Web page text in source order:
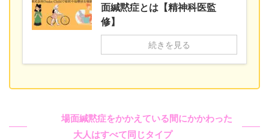
面緘黙症とは【精神科医監
修】
続きを見る
場面緘黙症をかかえている間にかかわった
大人はすべて同じタイプ